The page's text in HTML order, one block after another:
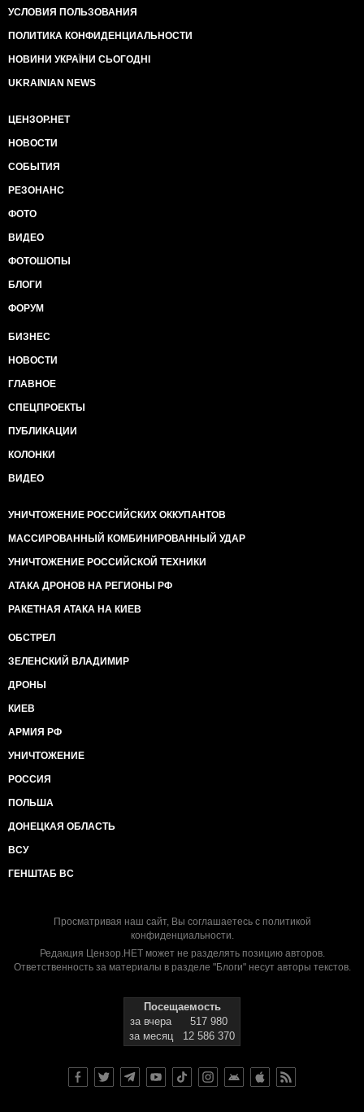
УСЛОВИЯ ПОЛЬЗОВАНИЯ
ПОЛИТИКА КОНФИДЕНЦИАЛЬНОСТИ
НОВИНИ УКРАЇНИ СЬОГОДНІ
UKRAINIAN NEWS
ЦЕНЗОР.НЕТ
НОВОСТИ
СОБЫТИЯ
РЕЗОНАНС
ФОТО
ВИДЕО
ФОТОШОПЫ
БЛОГИ
ФОРУМ
БИЗНЕС
НОВОСТИ
ГЛАВНОЕ
СПЕЦПРОЕКТЫ
ПУБЛИКАЦИИ
КОЛОНКИ
ВИДЕО
УНИЧТОЖЕНИЕ РОССИЙСКИХ ОККУПАНТОВ
МАССИРОВАННЫЙ КОМБИНИРОВАННЫЙ УДАР
УНИЧТОЖЕНИЕ РОССИЙСКОЙ ТЕХНИКИ
АТАКА ДРОНОВ НА РЕГИОНЫ РФ
РАКЕТНАЯ АТАКА НА КИЕВ
ОБСТРЕЛ
ЗЕЛЕНСКИЙ ВЛАДИМИР
ДРОНЫ
КИЕВ
АРМИЯ РФ
УНИЧТОЖЕНИЕ
РОССИЯ
ПОЛЬША
ДОНЕЦКАЯ ОБЛАСТЬ
ВСУ
ГЕНШТАБ ВС
Просматривая наш сайт, Вы соглашаетесь с политикой
конфиденциальности.
Редакция Цензор.НЕТ может не разделять позицию авторов.
Ответственность за материалы в разделе "Блоги" несут авторы текстов.
Посещаемость
за вчера
517 980
за месяц
12 586 370